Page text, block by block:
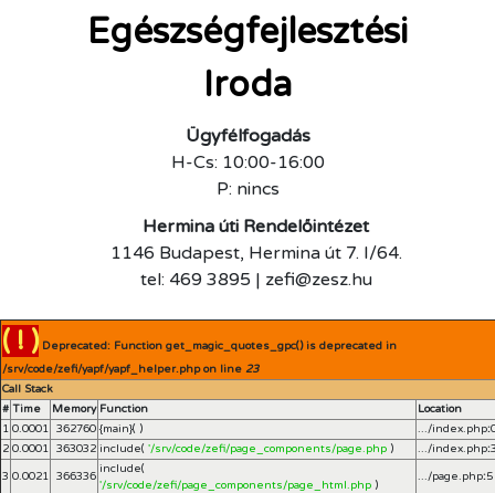
Egészségfejlesztési
Iroda
Ügyfélfogadás
H-Cs: 10:00-16:00
P: nincs
Hermina úti Rendelőintézet
1146 Budapest, Hermina út 7. I/64.
tel: 469 3895 | zefi@zesz.hu
( ! ) Deprecated: Function get_magic_quotes_gpc() is deprecated in
/srv/code/zefi/yapf/yapf_helper.php on line 23
Call Stack
# Time Memory Function
Location
1 0.0001 362760 {main}( ) .../index.php:
2 0.0001 363032 include( '/srv/code/zefi/page_components/page.php ) .../index.php:
3 0.0021 366336
include(
'/srv/code/zefi/page_components/page_html.php )
.../page.php:5